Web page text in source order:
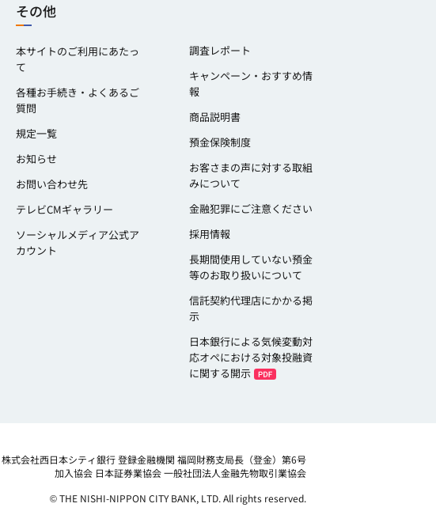
その他
本サイトのご利用にあたっ
て
各種お手続き・よくあるご
質問
規定一覧
お知らせ
お問い合わせ先
テレビCMギャラリー
ソーシャルメディア公式ア
カウント
調査レポート
キャンペーン・おすすめ情
報
商品説明書
預金保険制度
お客さまの声に対する取組
みについて
金融犯罪にご注意ください
採用情報
長期間使用していない預金
等のお取り扱いについて
信託契約代理店にかかる掲
示
日本銀行による気候変動対
応オペにおける対象投融資
に関する開示
株式会社西日本シティ銀行 登録金融機関 福岡財務支局長（登金）第6号
加入協会 日本証券業協会 一般社団法人金融先物取引業協会
© THE NISHI-NIPPON CITY BANK, LTD. All rights reserved.